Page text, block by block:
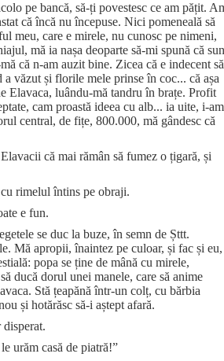
pe bancă, să-ți povestesc ce am pățit.
că încă nu începuse. Nici pomeneală să
meu, care e mirele, nu cunosc pe nimeni,
mă ia nașa deoparte să-mi spună că
că n-am auzit bine. Zicea că e indecent să
văzut și florile mele prinse în coc... că așa
Elavaca, luându-mă tandru în brațe. Profit
cam proastă ideea cu alb... ia uite, i-am
central, de fițe, 800.000, mă gândesc că
că mai rămân să fumez o țigară, și
rimelul întins pe obraji.
e fun.
se duc la buze, în semn de Șttt.
Mă apropii, înaintez pe culoar, și fac și eu,
popa se ține de mână cu mirele,
ducă dorul unei manele, care să anime
Stă țeapănă într-un colț, cu bărbia
și hotărăsc să-i aștept afară.
urăm casă de piatră!”